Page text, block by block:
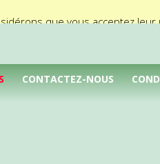
CONTACTEZ-NOUS
que vous acceptez leur